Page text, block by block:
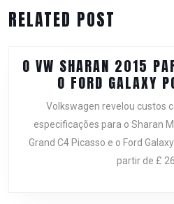
post:
RELATED POST
O VW SHARAN 2015
O FORD GALAXY
Volkswagen revelou custos
especificações para o Sharan
Grand C4 Picasso e o Ford
partir de £